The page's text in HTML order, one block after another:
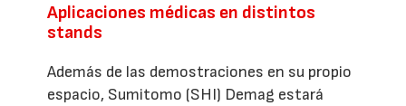
Aplicaciones médicas en distintos
stands
Además de las demostraciones en su propio
espacio, Sumitomo (SHI) Demag estará